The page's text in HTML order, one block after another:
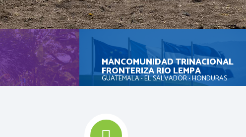
MANCOMUNIDAD TRINACIONAL
FRONTERIZA RIO LEMPA
GUATEMALA • EL SALVADOR • HONDURAS